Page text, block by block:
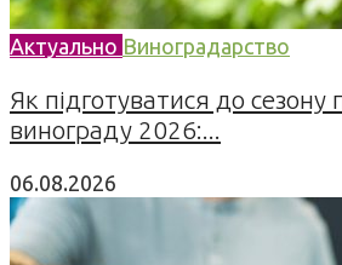
Актуально Виноградарство
Як підготуватися до сезону
винограду 2026:...
06.08.2026